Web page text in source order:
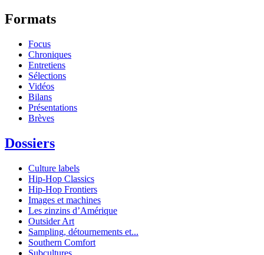
Formats
Focus
Chroniques
Entretiens
Sélections
Vidéos
Bilans
Présentations
Brèves
Dossiers
Culture labels
Hip-Hop Classics
Hip-Hop Frontiers
Images et machines
Les zinzins d’Amérique
Outsider Art
Sampling, détournements et...
Southern Comfort